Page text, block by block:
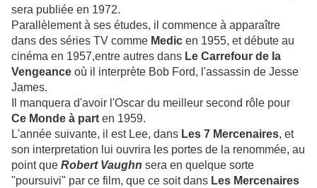
sera publiée en 1972.
Parallèlement à ses études, il commence à apparaître
dans des séries TV comme Medic en 1955, et débute au
cinéma en 1957,entre autres dans Le Carrefour de la
Vengeance où il interprète Bob Ford, l'assassin de Jesse
James.
Il manquera d'avoir l'Oscar du meilleur second rôle pour
Ce Monde à part en 1959.
L'année suivante, il est Lee, dans Les 7 Mercenaires, et
son interpretation lui ouvrira les portes de la renommée, au
point que Robert Vaughn sera en quelque sorte
"poursuivi" par ce film, que ce soit dans Les Mercenaires